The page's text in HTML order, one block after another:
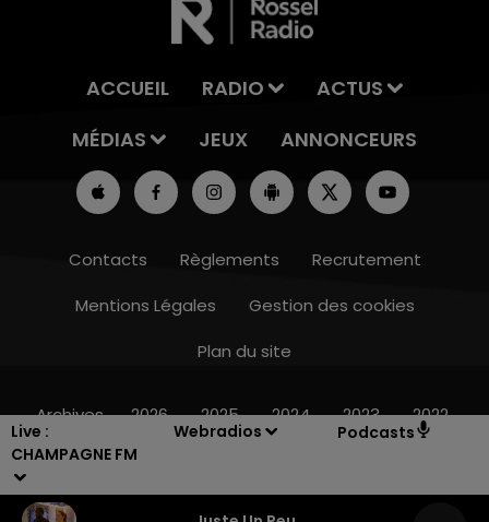
Live :
CHAMPAGNE FM
Webradios Podcasts
10h00 - 14h00
ACCUEIL RADIO
ACTUS
MÉDIAS
JEUX ANNONCEURS
Contacts Règlements
Recrutement
Mentions Légales
Gestion des cookies
Plan du site
Archives 2026 2025 2024 2023 2022